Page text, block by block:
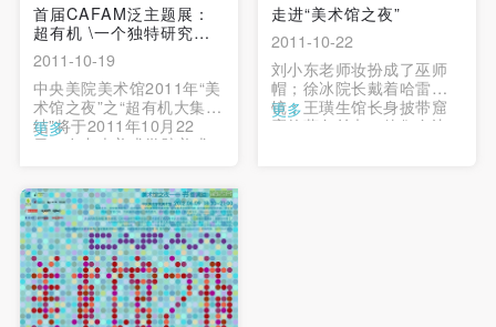
首届CAFAM泛主题展：
超有机 \一个独特研究视
角和...
2011-10-19
中央美院美术馆2011年“美
术馆之夜”之“超有机大集
结”将于2011年10月22
日，在中央美术学院美术
馆之夜活动的宗旨，以“超
有机大集结”为活动中心，
在推广美术馆，鼓励民众
进入美术馆的同时，将超
有机概念广泛传播，将超
有机艺术家的概念推广。
…
更多
走进“美术馆之夜”
2011-10-22
刘小东老师妆扮成了巫师
帽；徐冰院长戴着哈雷
镜；王璜生馆长身披带窟
窿的蓝色丝巾；他们身边
更多